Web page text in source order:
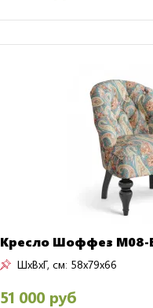
Кресло Шоффез M08-
ШxВxГ, см: 58x79x66
51 000 руб